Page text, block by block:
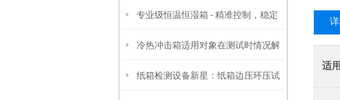
然更好
专业级恒温恒湿箱 - 精准控制，稳定
可靠
冷热冲击箱适用对象在测试时情况解
析
纸箱检测设备新星：纸箱边压环压试
适